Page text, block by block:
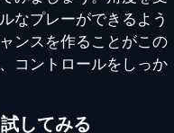
なプレーができるよう
ンスを作ることがこの
コントロールをしっか
してみる